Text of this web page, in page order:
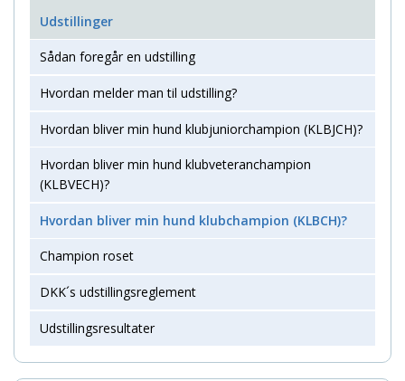
Udstillinger
Sådan foregår en udstilling
Hvordan melder man til udstilling?
Hvordan bliver min hund klubjuniorchampion (KLBJCH)?
Hvordan bliver min hund klubveteranchampion
(KLBVECH)?
Hvordan bliver min hund klubchampion (KLBCH)?
Champion roset
DKK´s udstillingsreglement
Udstillingsresultater